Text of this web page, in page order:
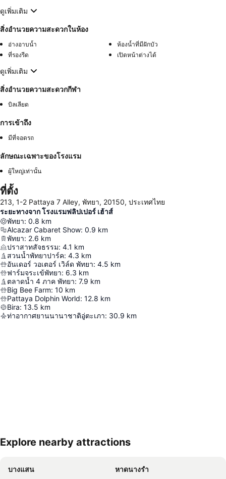
ดูเพิ่มเติม
สิ่งอำนวยความสะดวกในห้อง
อ่างอาบน้ำ
ห้องน้ำที่มีฝักบัว
ที่รองรีด
เปิดหน้าต่างได้
ดูเพิ่มเติม
สิ่งอำนวยความสะดวกกีฬา
บิลเลียด
การเข้าถึง
มีที่จอดรถ
ลักษณะเฉพาะของโรงแรม
ผู้ใหญ่เท่านั้น
ที่ตั้ง
213, 1-2 Pattaya 7 Alley, พัทยา, 20150, ประเทศไทย
ระยะทางจาก โรงแรมฟลิปเปอร์ เฮ้าส์
พัทยา: 0.8 km
Alcazar Cabaret Show: 0.9 km
พัทยา: 2.6 km
ปราสาทสัจธรรม: 4.1 km
สวนน้ำพัทยาปาร์ค: 4.3 km
อันเดอร์ วอเตอร์ เวิล์ด พัทยา: 4.5 km
ฟาร์มจระเข้พัทยา: 6.3 km
ตลาดน้ำ 4 ภาค พัทยา: 7.9 km
Big Bee Farm: 10 km
Pattaya Dolphin World: 12.8 km
Bira: 13.5 km
ท่าอากาศยานนานาชาติอู่ตะเภา: 30.9 km
Explore nearby attractions
บางแสน
หาดนางรำ